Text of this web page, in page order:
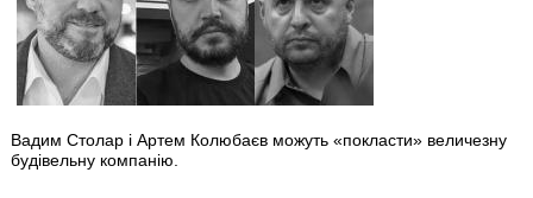
Вадим Столар і Артем Колюбаєв можуть «покласти» величезну
будівельну компанію.